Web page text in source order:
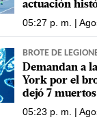
actuación
05:27 p. m. |
BROTE DE
Demandan a
York por el
dejó 7
05:23 p. m. |